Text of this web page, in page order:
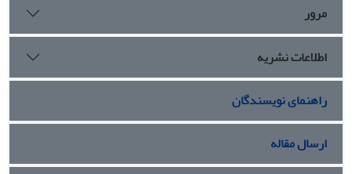
مرور
اطلاعات نشریه
راهنمای نویسندگان
ارسال مقاله